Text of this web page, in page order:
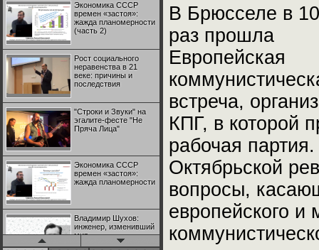
Экономика СССР
времен «застоя»:
жажда планомерности
(часть 2)
Рост социального
неравенства в 21
веке: причины и
последствия
"Строки и Звуки" на
эгалите-фесте "Не
Пряча Лица"
Экономика СССР
времен «застоя»:
жажда планомерности
Владимир Шухов:
инженер, изменивший
мир
В Брюсселе в
раз прошла
Европейская
встреча,
КПГ, в которой
рабочая
Октябрьской
вопросы,
европейского и